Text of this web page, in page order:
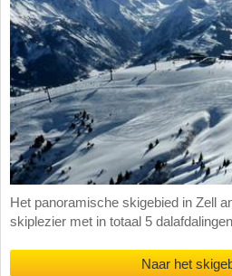
Het panoramische skigebied in Zell
skiplezier met in totaal 5
Naar het